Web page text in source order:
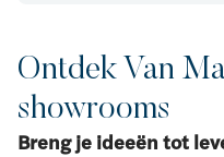
Ontdek Van
showrooms
Breng je ideeën tot